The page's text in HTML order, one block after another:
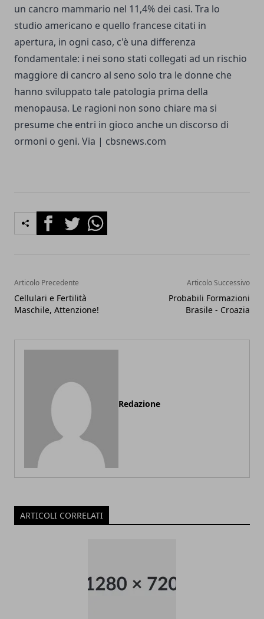
un cancro mammario nel 11,4% dei casi. Tra lo
studio americano e quello francese citati in
apertura, in ogni caso, c'è una differenza
fondamentale: i nei sono stati collegati ad un rischio
maggiore di cancro al seno solo tra le donne che
hanno sviluppato tale patologia prima della
menopausa. Le ragioni non sono chiare ma si
presume che entri in gioco anche un discorso di
ormoni o geni. Via | cbsnews.com
FacebookTwitterWhatsapp
Articolo Precedente
Cellulari e Fertilità
Maschile, Attenzione!
Articolo Successivo
Probabili Formazioni
Brasile - Croazia
Redazione
ARTICOLI CORRELATI